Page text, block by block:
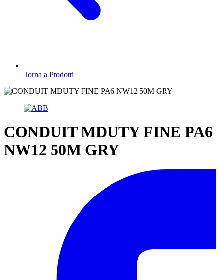
Torna a Prodotti
CONDUIT MDUTY FINE PA6
NW12 50M GRY